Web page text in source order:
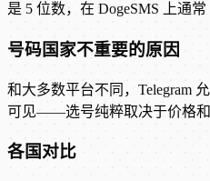
是 5 位数，在 DogeSMS 上通常
号码国家不重要的原因
和大多数平台不同，Telegram
可见——选号纯粹取决于价格和
各国对比